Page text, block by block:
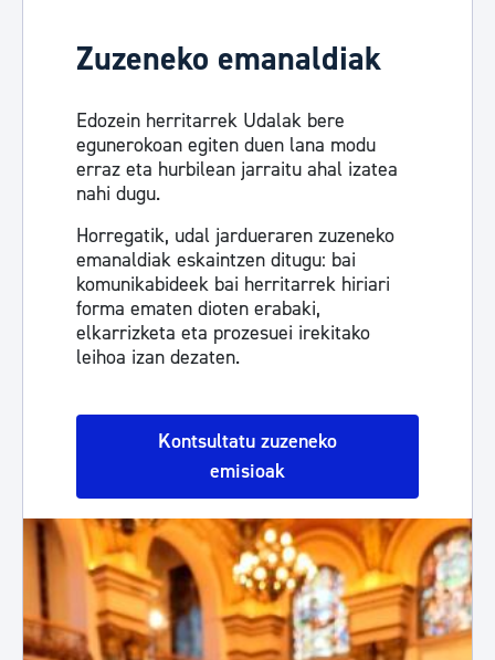
Zuzeneko emanaldiak
Edozein herritarrek Udalak bere
egunerokoan egiten duen lana modu
erraz eta hurbilean jarraitu ahal izatea
nahi dugu.
Horregatik, udal jardueraren zuzeneko
emanaldiak eskaintzen ditugu: bai
komunikabideek bai herritarrek hiriari
forma ematen dioten erabaki,
elkarrizketa eta prozesuei irekitako
leihoa izan dezaten.
Kontsultatu zuzeneko
emisioak